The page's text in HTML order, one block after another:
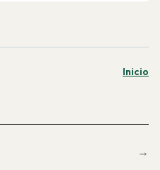
Inicio
→